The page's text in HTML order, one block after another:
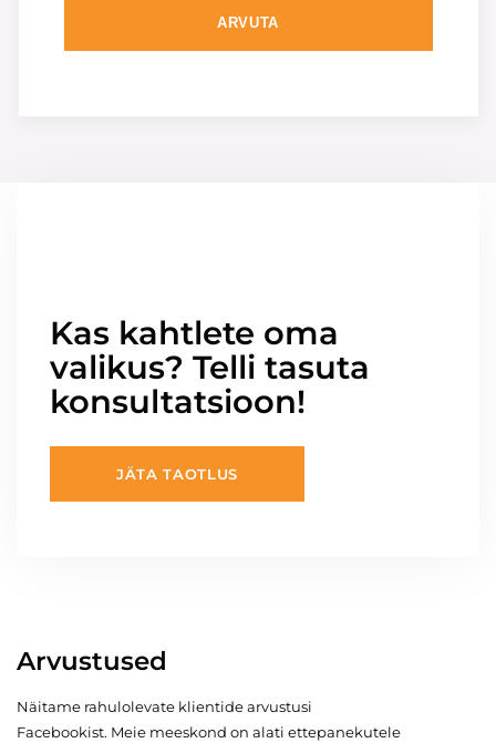
ARVUTA
Kas kahtlete oma
valikus? Telli tasuta
konsultatsioon!
JÄTA TAOTLUS
Arvustused
Näitame rahulolevate klientide arvustusi
Facebookist. Meie meeskond on alati ettepanekutele